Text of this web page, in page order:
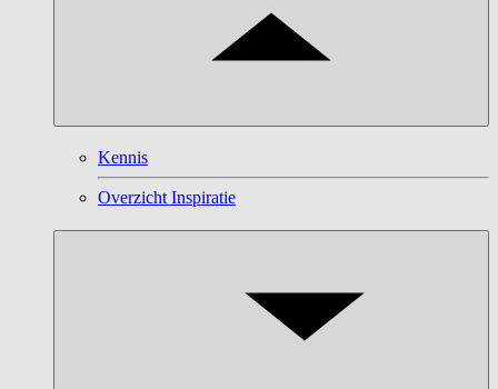
Kennis
Overzicht Inspiratie